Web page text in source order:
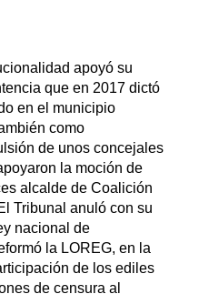
apoyó su
que en 2017 dictó
en el municipio
como
de unos concejales
la moción de
alcalde de Coalición
Tribunal anuló con su
nacional de
la LOREG, en la
de los ediles
de censura al